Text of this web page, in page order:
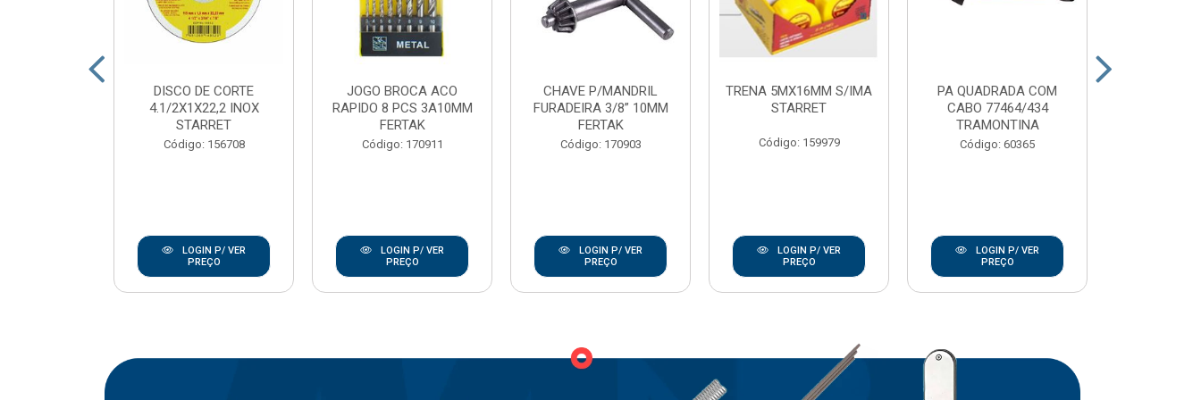
DISCO DE CORTE
4.1/2X1X22,2 INOX
STARRET
Código: 156708
LOGIN P/ VER
PREÇO
JOGO BROCA ACO
RAPIDO 8 PCS 3A10MM
FERTAK
Código: 170911
LOGIN P/ VER
PREÇO
CHAVE P/MANDRIL
FURADEIRA 3/8” 10MM
FERTAK
Código: 170903
LOGIN P/ VER
PREÇO
TRENA 5MX16MM S/IMA
STARRET
Código: 159979
LOGIN P/ VER
PREÇO
PA QUADRADA COM
CABO 77464/434
TRAMONTINA
Código: 60365
LOGIN P/ VER
PREÇO